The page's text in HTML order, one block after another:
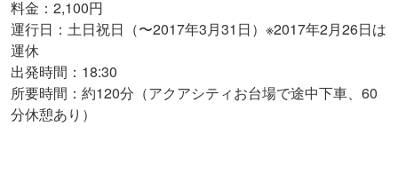
料金：2,100円
運行日：土日祝日（〜2017年3月31日）※2017年2月26日は
運休
出発時間：18:30
所要時間：約120分（アクアシティお台場で途中下車、60
分休憩あり）